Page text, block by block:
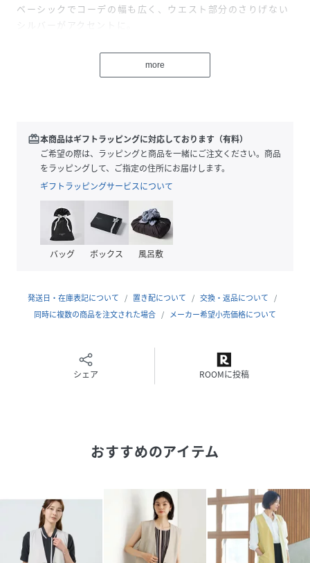
ベーシックでコーデの幅も広く、ウエスト部分のさりげない
シルバーがアクセントに。
した装いはもちろん、お出かけやセレモニーなど少しフォー
マルなシーンにもぴったりです。
■注意事項
・お使いのモニターや端末により、質感・色合いが実際の商
品と異なって見える場合がございます。
・表記サイズは測り方によって1～2cmの誤差が生じる場合
がございます。ご了承くださいませ。
性別タイプ レディース
素材 ポリエステル100%
f-jil-0001-c-bk-f PR8930
more
redeem本商品はギフトラッピングに対応しております（有料）
ご希望の際は、ラッピングと商品を一緒にご注文ください。商品
をラッピングして、ご指定の住所にお届けします。
ギフトラッピングサービスについて
バッグ ボックス 風呂敷
発送日・在庫表記について 置き配について
交換・返品について
同時に複数の商品を注文された場合
メーカー希望小売価格について
シェア ROOMに投稿
おすすめのアイテム